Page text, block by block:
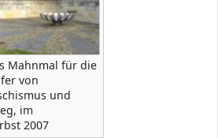
Mahnmal für die
von
und
im
2007